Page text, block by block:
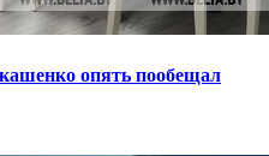
опять пообещал